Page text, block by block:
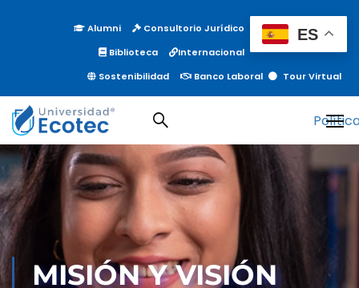
ES
Consultorio Jurídico
Alumni
Internacional
Biblioteca
Tour Virtual
Banco Laboral
Sostenibilidad
MISIÓN Y VISIÓN